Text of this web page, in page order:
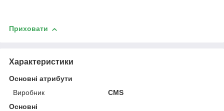
Приховати
Характеристики
Основні атрибути
Виробник
CMS
Основні